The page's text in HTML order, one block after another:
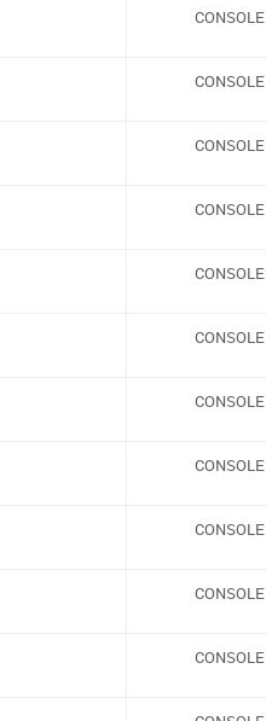
CONSOLE
CONSOLE
CONSOLE
CONSOLE
CONSOLE
CONSOLE
CONSOLE
CONSOLE
CONSOLE
CONSOLE
CONSOLE